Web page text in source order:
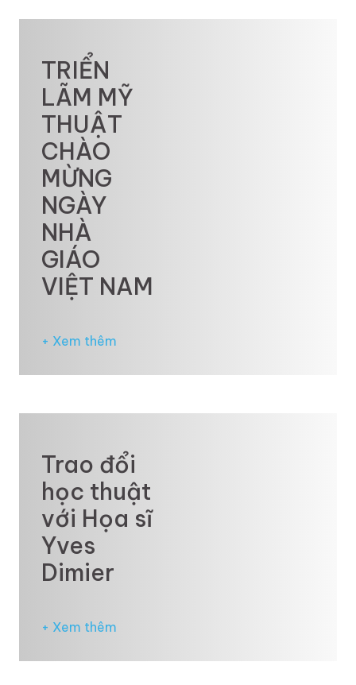
TRIỂN
LÃM MỸ
THUẬT
CHÀO
MỪNG
NGÀY
NHÀ
GIÁO
VIỆT NAM
+ Xem thêm
Trao đổi
học thuật
với Họa sĩ
Yves
Dimier
+ Xem thêm